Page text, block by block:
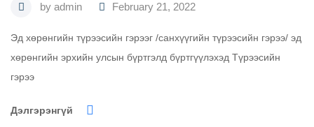
by admin February 21, 2022
Эд хөрөнгийн түрээсийн гэрээг /санхүүгийн түрээсийн гэрээ/ эд
хөрөнгийн эрхийн улсын бүртгэлд бүртгүүлэхэд Түрээсийн
гэрээ
Дэлгэрэнгүй